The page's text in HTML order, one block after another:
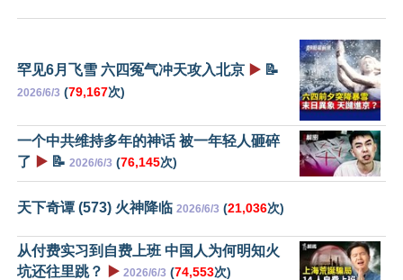
罕见6月飞雪 六四冤气冲天攻入北京 ▶️ 📝
2026/6/3 (79,167次)
一个中共维持多年的神话 被一年轻人砸碎
了 ▶️ 📝 2026/6/3 (76,145次)
天下奇谭 (573) 火神降临 2026/6/3 (21,036次)
从付费实习到自费上班 中国人为何明知火
坑还往里跳？
▶️ 2026/6/3 (74,553次)